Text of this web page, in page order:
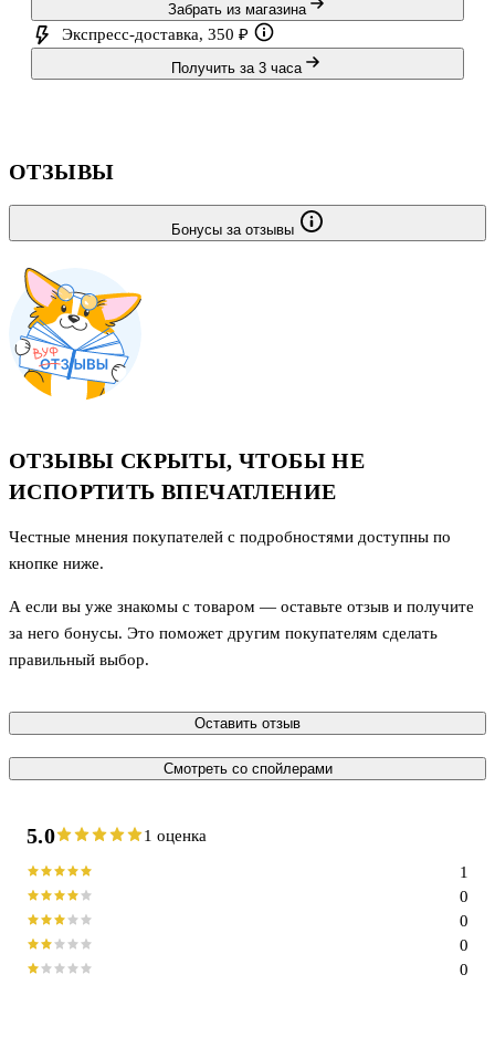
Забрать из магазина
Экспресс-доставка, 350 ₽
Получить за 3 часа
ОТЗЫВЫ
Бонусы за отзывы
ОТЗЫВЫ СКРЫТЫ, ЧТОБЫ НЕ
ИСПОРТИТЬ ВПЕЧАТЛЕНИЕ
Честные мнения покупателей с подробностями доступны по
кнопке ниже.
А если вы уже знакомы с товаром — оставьте отзыв и получите
за него бонусы. Это поможет другим покупателям сделать
правильный выбор.
Оставить отзыв
Смотреть со спойлерами
5.0 1 оценка
0
0
0
0
1